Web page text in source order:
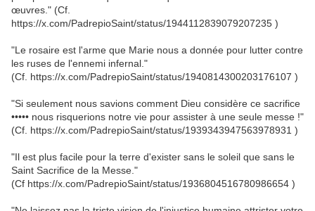
œuvres." (Cf.
https://x.com/PadrepioSaint/status/1944112839079207235 )
"Le rosaire est l'arme que Marie nous a donnée pour lutter contre
les ruses de l'ennemi infernal."
(Cf. https://x.com/PadrepioSaint/status/1940814300203176107 )
"Si seulement nous savions comment Dieu considère ce sacrifice
••••• nous risquerions notre vie pour assister à une seule messe !"
(Cf. https://x.com/PadrepioSaint/status/1939343947563978931 )
"Il est plus facile pour la terre d'exister sans le soleil que sans le
Saint Sacrifice de la Messe."
(Cf https://x.com/PadrepioSaint/status/1936804516780986654 )